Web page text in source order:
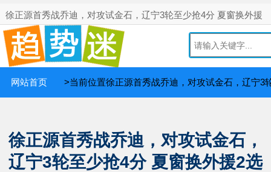
徐正源首秀战乔迪，对攻试金石，辽宁3轮至少抢4分 夏窗换外援
2选1网！
网站首页 >当前位置徐正源首秀战乔迪，对攻试金石，辽宁3
徐正源首秀战乔迪，对攻试金石，
辽宁3轮至少抢4分 夏窗换外援2选